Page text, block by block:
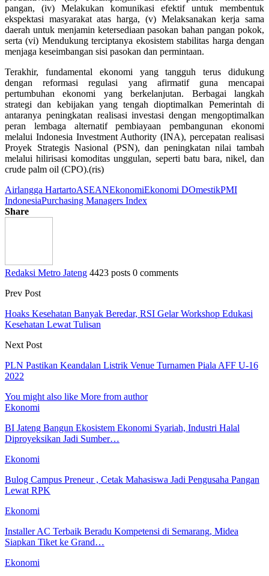
pangan, (iv) Melakukan komunikasi efektif untuk membentuk
ekspektasi masyarakat atas harga, (v) Melaksanakan kerja sama
daerah untuk menjamin ketersediaan pasokan bahan pangan pokok,
serta (vi) Mendukung terciptanya ekosistem stabilitas harga dengan
menjaga keseimbangan sisi pasokan dan permintaan.
Terakhir, fundamental ekonomi yang tangguh terus didukung
dengan reformasi regulasi yang afirmatif guna mencapai
pertumbuhan ekonomi yang berkelanjutan. Berbagai langkah
strategi dan kebijakan yang tengah dioptimalkan Pemerintah di
antaranya peningkatan realisasi investasi dengan mengoptimalkan
peran lembaga alternatif pembiayaan pembangunan ekonomi
melalui Indonesia Investment Authority (INA), percepatan realisasi
Proyek Strategis Nasional (PSN), dan peningkatan nilai tambah
melalui hilirisasi komoditas unggulan, seperti batu bara, nikel, dan
crude palm oil (CPO).(ris)
Airlangga HartartoASEANEkonomiEkonomi DOmestikPMI
IndonesiaPurchasing Managers Index
Share
Redaksi Metro Jateng 4423 posts 0 comments
Prev Post
Hoaks Kesehatan Banyak Beredar, RSI Gelar Workshop Edukasi
Kesehatan Lewat Tulisan
Next Post
PLN Pastikan Keandalan Listrik Venue Turnamen Piala AFF U-16
2022
You might also like More from author
Ekonomi
BI Jateng Bangun Ekosistem Ekonomi Syariah, Industri Halal
Diproyeksikan Jadi Sumber…
Ekonomi
Bulog Campus Preneur , Cetak Mahasiswa Jadi Pengusaha Pangan
Lewat RPK
Ekonomi
Installer AC Terbaik Beradu Kompetensi di Semarang, Midea
Siapkan Tiket ke Grand…
Ekonomi